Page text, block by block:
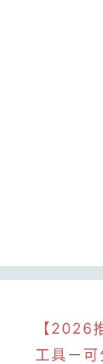
【2026
工具－